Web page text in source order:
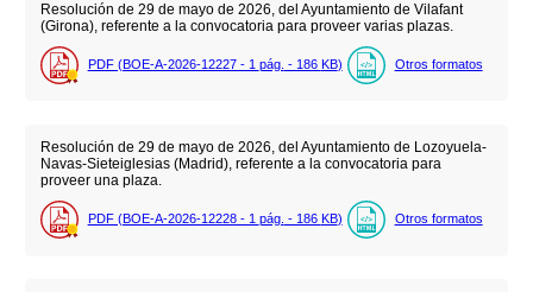
Resolución de 29 de mayo de 2026, del Ayuntamiento de Vilafant
(Girona), referente a la convocatoria para proveer varias plazas.
PDF (BOE-A-2026-12227 - 1 pág. - 186 KB) Otros formatos
Resolución de 29 de mayo de 2026, del Ayuntamiento de Lozoyuela-
Navas-Sieteiglesias (Madrid), referente a la convocatoria para
proveer una plaza.
PDF (BOE-A-2026-12228 - 1 pág. - 186 KB) Otros formatos